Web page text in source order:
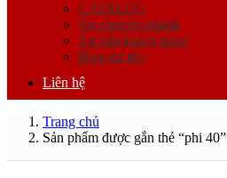
CATALOG
Tin chuyên ngành
Tư vấn khách hàng
Blog tin tức
Liên hệ
Trang chủ
Sản phẩm được gắn thẻ “phi 40”